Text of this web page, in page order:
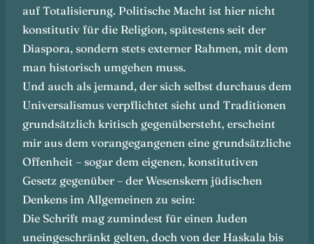
auf Totalisierung. Politische Macht ist hier nicht
konstitutiv für die Religion, spätestens seit der
Diaspora, sondern stets externer Rahmen, mit dem
man historisch umgehen muss.
Und auch als jemand, der sich selbst durchaus dem
Universalismus verpflichtet sieht und Traditionen
grundsätzlich kritisch gegenübersteht, erscheint
mir aus dem vorangegangenen eine grundsätzliche
Offenheit – sogar dem eigenen, konstitutiven
Gesetz gegenüber – der Wesenskern jüdischen
Denkens im Allgemeinen zu sein:
Die Schrift mag zumindest für einen Juden
uneingeschränkt gelten, doch von der Haskala bis